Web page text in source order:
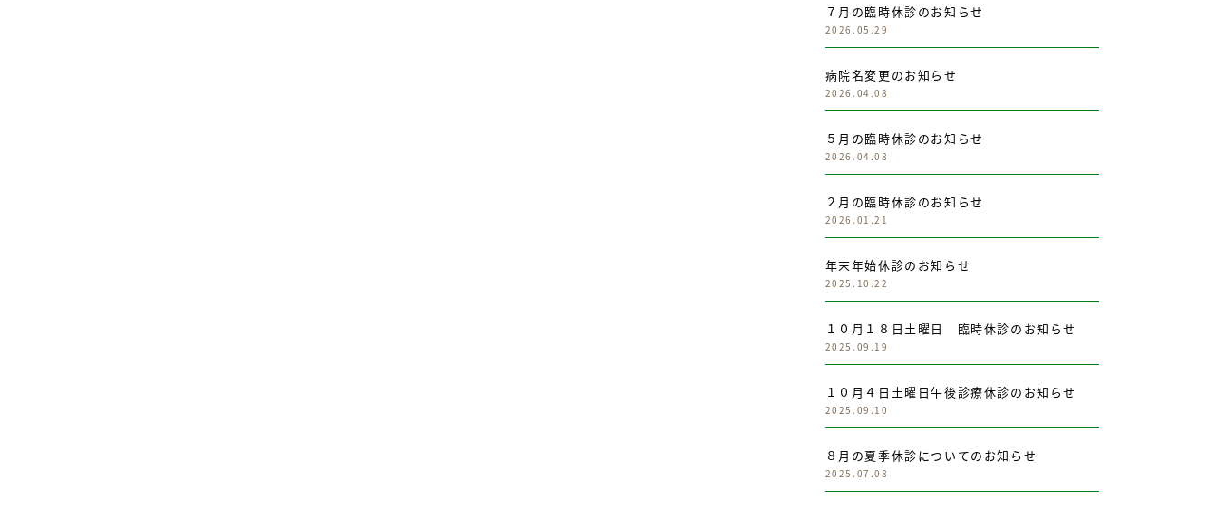
７月の臨時休診のお知らせ
2026.05.29
病院名変更のお知らせ
2026.04.08
５月の臨時休診のお知らせ
2026.04.08
２月の臨時休診のお知らせ
2026.01.21
年末年始休診のお知らせ
2025.10.22
１０月１８日土曜日 臨時休診のお知らせ
2025.09.19
１０月４日土曜日午後診療休診のお知らせ
2025.09.10
８月の夏季休診についてのお知らせ
2025.07.08